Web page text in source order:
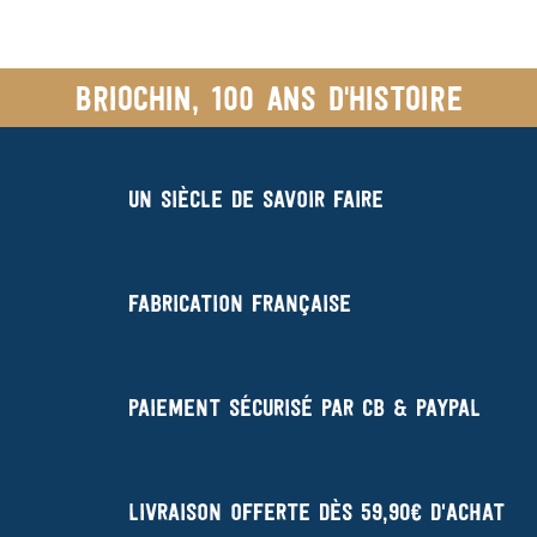
Briochin, 100 ans d'histoire
Un siècle de savoir faire
Fabrication française
Paiement sécurisé par CB & Paypal
Livraison offerte dès 59,90€ d'achat